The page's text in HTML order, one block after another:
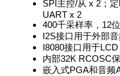
SPI主控/从 x 2；
UART x 2
400千采样率，12
I2S接口用于外部
I8080接口用于LCD
内部32K RCOSC
嵌入式PGA和音频